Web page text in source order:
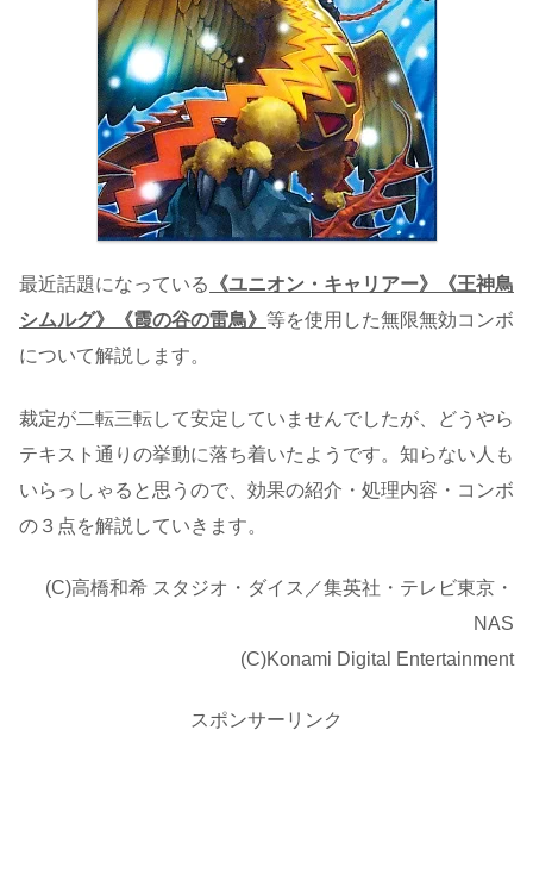
最近話題になっている
《ユニオン・キャリアー》《王神鳥
シムルグ》《霞の谷の雷鳥》 等を使用した無限無効コンボ
について解説します。
裁定が二転三転して安定していませんでしたが、どうやら
テキスト通りの挙動に落ち着いたようです。知らない人も
いらっしゃると思うので、効果の紹介・処理内容・コンボ
の３点を解説していきます。
(C)高橋和希 スタジオ・ダイス／集英社・テレビ東京・
NAS
(C)Konami Digital Entertainment
スポンサーリンク